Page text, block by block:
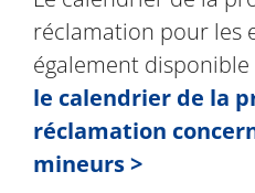
réclamation pour les
également disponible
le calendrier de la
réclamation
mineurs >